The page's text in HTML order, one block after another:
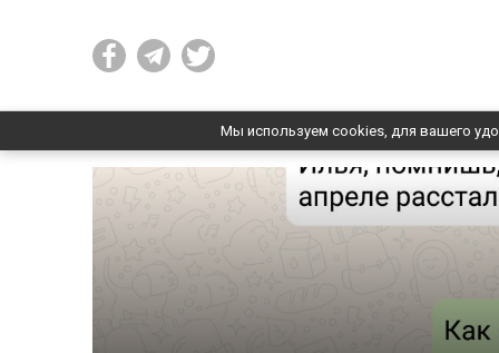
Мы используем cookies, для вашего